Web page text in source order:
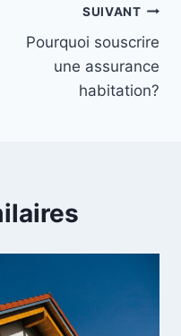
SUIVANT
Pourquoi souscrire
une assurance
habitation?